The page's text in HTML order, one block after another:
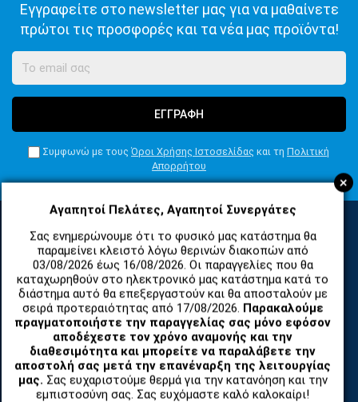
+
Αγαπητοί Πελάτες, Αγαπητοί Συνεργάτες
Σας ενημερώνουμε ότι το φυσικό μας κατάστημα θα
παραμείνει κλειστό λόγω θερινών διακοπών από
03/08/2026 έως 16/08/2026. Οι παραγγελίες που θα
καταχωρηθούν στο ηλεκτρονικό μας κατάστημα κατά το
διάστημα αυτό θα επεξεργαστούν και θα αποσταλούν με
σειρά προτεραιότητας από 17/08/2026. Παρακαλούμε
πραγματοποιήστε την παραγγελίας σας μόνο εφόσον
αποδέχεστε τον χρόνο αναμονής και την
διαθεσιμότητα και μπορείτε να παραλάβετε την
αποστολή σας μετά την επανέναρξη της λειτουργίας
μας. Σας ευχαριστούμε θερμά για την κατανόηση και την
εμπιστοσύνη σας. Σας ευχόμαστε καλό καλοκαίρι!
Εγγραφείτε στο newsletter μας για να μαθαίνετε
πρώτοι τις προσφορές και τα νέα μας προϊόντα!
ΕΓΓΡΑΦΗ
Συμφωνώ με τους Όροι Χρήσης Ιστοσελίδας και τη Πολιτική
Απορρήτου
ΚΑΤΗΓΟΡΙΕΣ
ΑΝΤΑΛΛΑΚΤΙΚΑ ΚΑΙ ΑΞΕΣΟΥΑΡ ΚΙΝΗΤΩΝ ΤΗΛΕΦΩΝΩΝ
TABLET
ΤΗΛΕΠΙΚΟΙΝΩΝΙΕΣ, ΑΣΥΡΜΑΤΑ, FCT